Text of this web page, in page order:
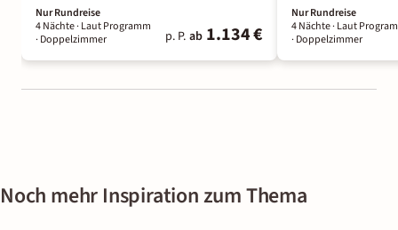
Nur Rundreise
4 Nächte· Laut Programm
· Doppelzimmer
p. P. ab 1.134 €
Nur Rundreise
4 Nächte· Laut
· Doppelzimmer
Noch mehr Inspiration zum Thema